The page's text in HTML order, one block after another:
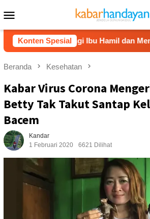
ke
kontenMobile
Konten Spesial
Dampingi Ibu Hamil dan Menyusui
Beranda Kesehatan
Kabar Virus Corona
Betty Tak Takut Santap
Bacem
Kandar
1 Februari 2020
6621 Dilihat